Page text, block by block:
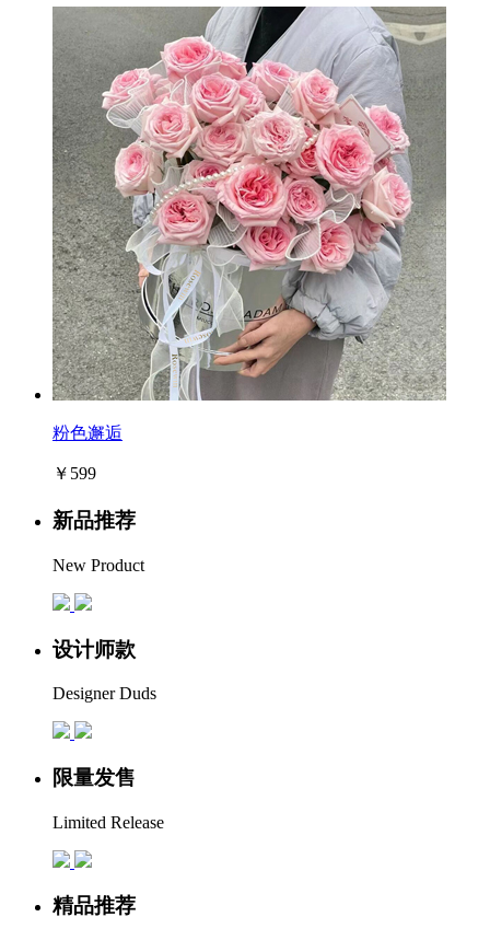
粉色邂逅
￥599
新品推荐
New Product
设计师款
Designer Duds
限量发售
Limited Release
精品推荐